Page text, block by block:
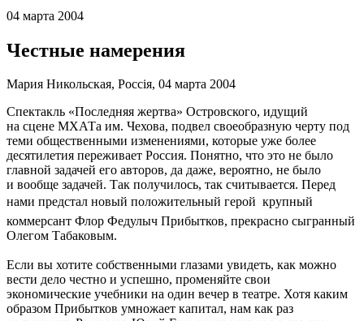
04 марта 2004
Честные намерения
Мария Никольская, Россiя, 04 марта 2004
Спектакль «Последняя жертва» Островского, идущий
на сцене МХАТа им. Чехова, подвел своеобразную черту под
теми общественными изменениями, которые уже более
десятилетия переживает Россия. Понятно, что это не было
главной задачей его авторов, да даже, вероятно, не было
и вообще задачей. Так получилось, так считывается. Перед
нами предстал новый положительный герой  крупный
коммерсант Флор Федулыч Прибытков, прекрасно сыгранный
Олегом Табаковым.
Если вы хотите собственными глазами увидеть, как можно
вести дело честно и успешно, променяйте свои
экономические учебники на один вечер в театре. Хотя каким
образом Прибытков умножает капитал, нам как раз